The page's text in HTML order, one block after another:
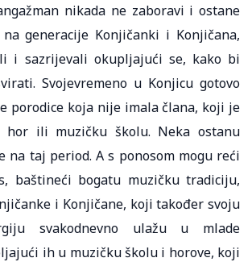
nikada ne zaboravi i ostane
generacije Konjičanki i Konjičana,
i sazrijevali okupljajući se, kako bi
Svojevremeno u Konjicu gotovo
porodice koja nije imala člana, koji je
ili muzičku školu. Neka ostanu
na taj period. A s ponosom mogu reći
baštineći bogatu muzičku tradiciju,
i Konjičane, koji također svoju
svakodnevno ulažu u mlade
ih u muzičku školu i horove, koji